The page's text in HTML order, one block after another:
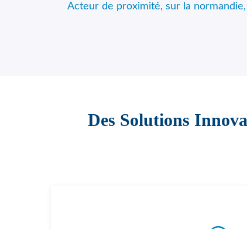
Acteur de proximité, sur la
Des Solutions